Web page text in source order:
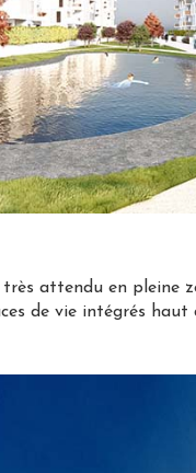
attendu en pleine
de vie intégrés